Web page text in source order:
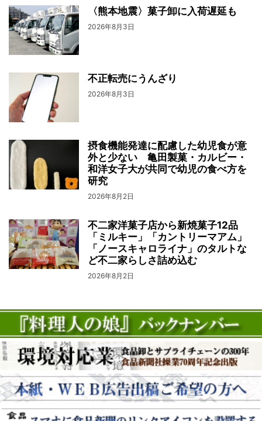
〈熊本地震〉菓子卸に入荷遅延も
2026年8月3日
不正転売にうんざり
2026年8月3日
摂食機能発達に配慮した幼児食が意
外と少ない 亀田製菓・カルビー・
和洋女子大が共同で幼児の食べ方を
研究
2026年8月2日
不二家洋菓子店から新焼菓子12品
「ミルキー」「カントリーマアム」
「ノースキャロライナ」のタルトな
ど不二家らしさ詰め込む
2026年8月2日